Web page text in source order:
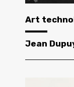
Art
Jean